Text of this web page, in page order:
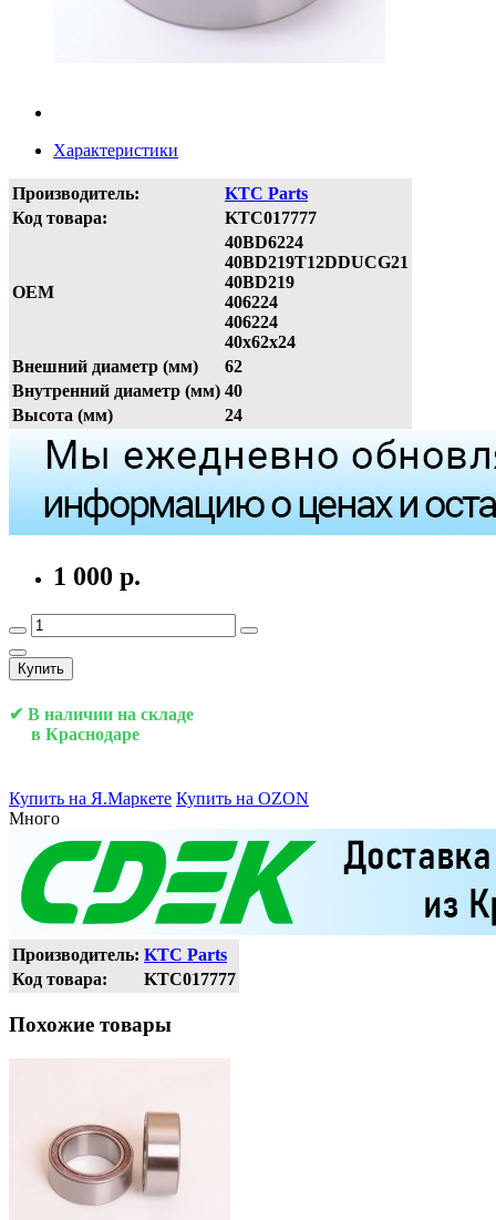
Характеристики
Производитель:
KTC Parts
Код товара:
KTC017777
OEM
40BD6224
40BD219T12DDUCG21
40BD219
406224
406224
40x62x24
Внешний диаметр (мм)
62
Внутренний диаметр (мм) 40
Высота (мм)
24
1 000 р.
Купить
✔ В наличии на складе
в Краснодаре
Купить на Я.Маркете Купить на OZON
Много
Производитель: KTC Parts
Код товара:
KTC017777
Похожие товары